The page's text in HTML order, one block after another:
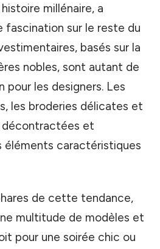
millénaire, a
fascination sur le reste du
basés sur la
nobles, sont autant de
pour les designers. Les
les broderies délicates et
décontractées et
éléments caractéristiques
de cette tendance,
multitude de modèles et
pour une soirée chic ou